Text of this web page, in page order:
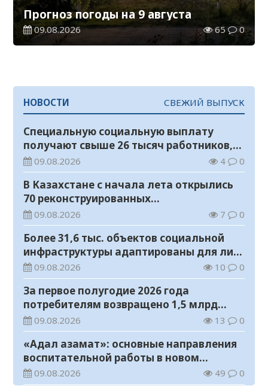
Прогноз погоды на 9 августа
09.08.2026 65 0
НОВОСТИ СВЕЖИЙ ВЫПУСК
Специальную социальную выплату
получают свыше 26 тысяч работников,
занятых во вредных условиях труда
09.08.2026 4 0
В Казахстане с начала лета открылись
70 реконструированных
железнодорожных вокзалов
09.08.2026 7 0
Более 31,6 тыс. объектов социальной
инфраструктуры адаптированы для лиц
с инвалидностью
09.08.2026 10 0
За первое полугодие 2026 года
потребителям возвращено 1,5 млрд
тенге
09.08.2026 13 0
«Адал азамат»: основные направления
воспитательной работы в новом
учебном году
09.08.2026 49 0